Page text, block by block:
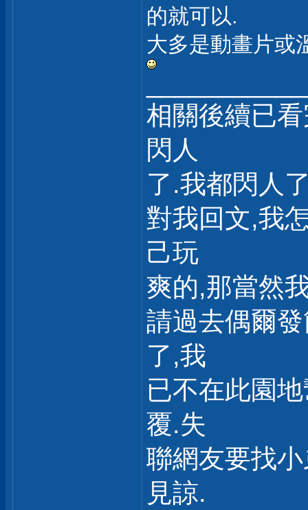
的就可以.
大多是動畫片或
相關後續已
閃人
了.我都閃人
對我回文,我
己玩
爽的,那當然
請過去偶爾
了,我
已不在此園
覆.失
聯網友要找
見諒.